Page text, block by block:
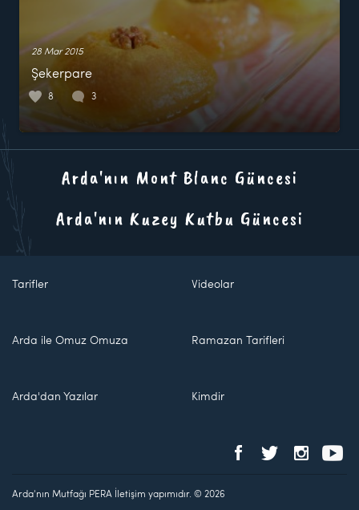
28 Mar 2015
Şekerpare
8 3
Arda'nın Mont Blanc Güncesi
Arda'nın Kuzey Kutbu Güncesi
Tarifler Videolar
Arda ile Omuz Omuza Ramazan Tarifleri
Arda'dan Yazılar Kimdir
Arda'nın Mutfağı PERA İletişim yapımıdır. © 2026